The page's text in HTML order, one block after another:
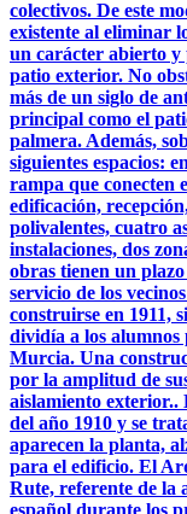
colectivos. De este
existente al eliminar
un carácter abierto y
patio exterior. No
más de un siglo de
principal como el
palmera. Además,
siguientes espacios:
rampa que conecten
edificación,
polivalentes, cuatro
instalaciones, dos
obras tienen un
servicio de los
construirse en 1911,
dividía a los
Murcia. Una
por la amplitud de
aislamiento
del año 1910 y se
aparecen la planta,
para el edificio. El
Rute, referente de la